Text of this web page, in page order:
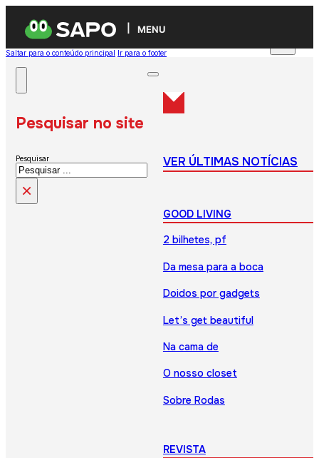
MENU
Saltar para o conteúdo principal Ir para o footer
Pesquisar no site
Pesquisar
×
VER ÚLTIMAS NOTÍCIAS
GOOD LIVING
2 bilhetes, pf
Da mesa para a boca
Doidos por gadgets
Let’s get beautiful
Na cama de
O nosso closet
Sobre Rodas
REVISTA